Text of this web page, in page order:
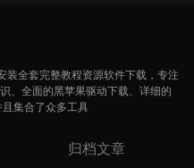
全套完整教程资源软件下载，专注
、全面的黑苹果驱动下载、详细的
集合了众多工具
归档文章